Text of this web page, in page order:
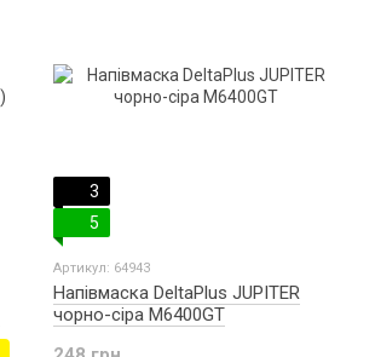
3
5
Артикул: 64943
Напівмаска DeltaPlus JUPITER
чорно-сіра M6400GT